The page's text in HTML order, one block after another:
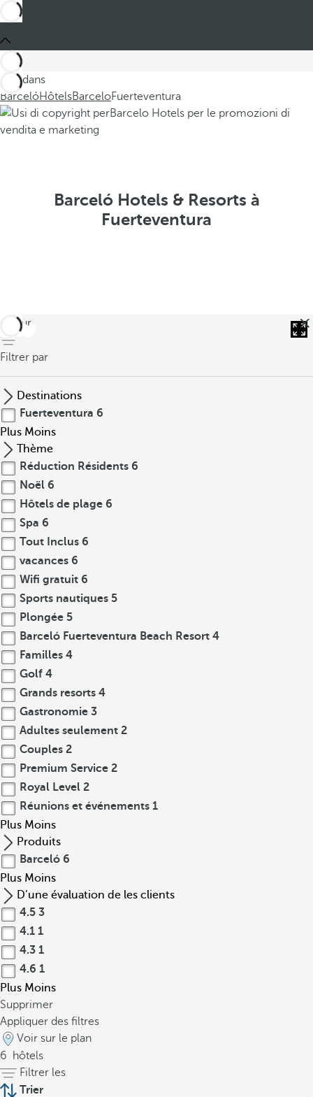
Ces dans
BarcelóHôtelsBarceloFuerteventura
Barceló Hotels & Resorts à
Fuerteventura
retour
Filtrer par
Destinations
Fuerteventura 6
Plus Moins
Thème
Réduction Résidents 6
Noël 6
Hôtels de plage 6
Spa 6
Tout Inclus 6
vacances 6
Wifi gratuit 6
Sports nautiques 5
Plongée 5
Barceló Fuerteventura Beach Resort 4
Familles 4
Golf 4
Grands resorts 4
Gastronomie 3
Adultes seulement 2
Couples 2
Premium Service 2
Royal Level 2
Réunions et événements 1
Plus Moins
Produits
Barceló 6
Plus Moins
D’une évaluation de les clients
4.5 3
4.1 1
4.3 1
4.6 1
Plus Moins
Supprimer
Appliquer des filtres
Voir sur le plan
6
hôtels
Filtrer les
Trier